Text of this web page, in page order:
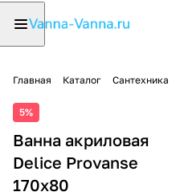
Главная Каталог Сантехника
5%
Ванна акриловая
Delice Provanse
170х80